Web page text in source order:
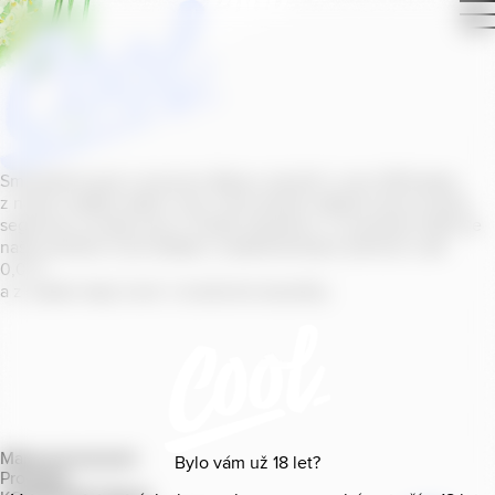
Bylo vám už 18 let?
Smícháním piva s ovocnou šťávou vytvořil v roce
z našich sládků
segmentu na bázi piva v České republice. V současné době se
naše portfolio Cool skládá z nealkoholických příchutí s alk.
0
a z nealko řady Cool+ s funkčními benefity.
Mapa provozoven
Produkty